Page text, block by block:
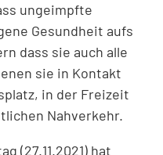
ungeimpfte
Gesundheit aufs
dass sie auch alle
sie in Kontakt
in der Freizeit
Nahverkehr.
(27.11.2021) hat